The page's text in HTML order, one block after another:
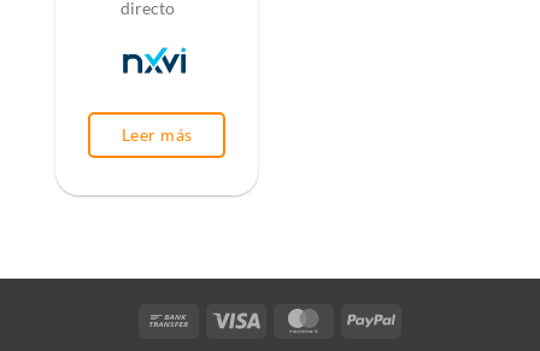
directo
Leer más
Bank
Visa MasterCardPayPal